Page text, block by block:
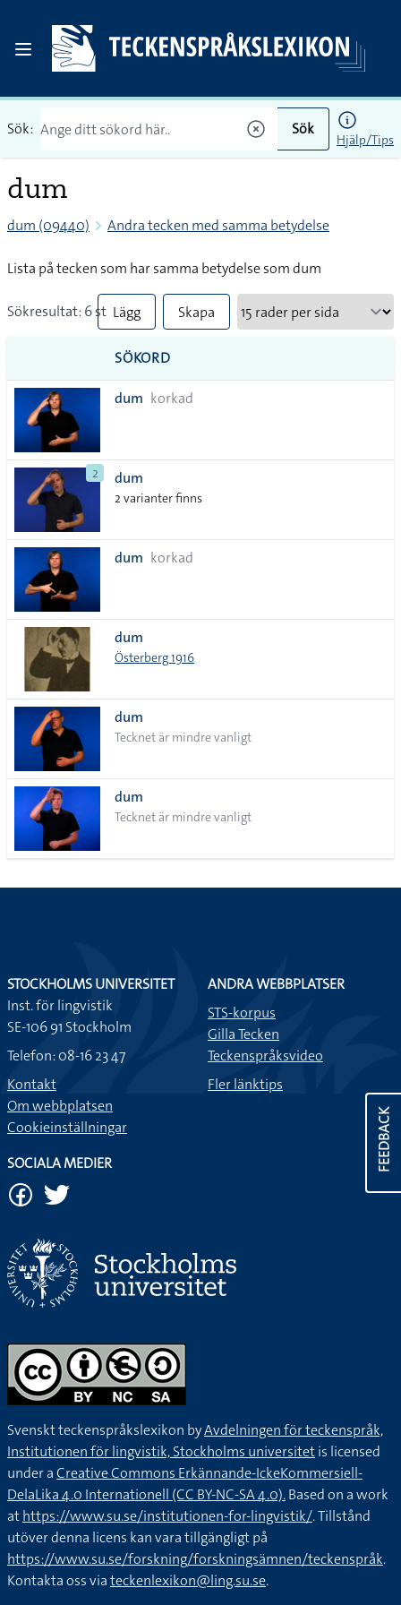
Sök: Sök
Hjälp/Tips
dum
dum (09440) Andra tecken med samma betydelse
Lista på tecken som har samma betydelse som dum
Sökresultat: 6 st Lägg
till
alla i
Skapa
SÖKORD
dum korkad
2 dum
2 varianter finns
dum korkad
dum
Österberg 1916
dum
Tecknet är mindre vanligt
dum
Tecknet är mindre vanligt
FEEDBACK
STOCKHOLMS UNIVERSITET
Inst. för lingvistik
SE-106 91 Stockholm
Telefon: 08-16 23 47
Kontakt
Om webbplatsen
Cookieinställningar
ANDRA WEBBPLATSER
STS-korpus
Gilla Tecken
Teckenspråksvideo
Fler länktips
SOCIALA MEDIER
Svenskt teckenspråkslexikon byAvdelningen för teckenspråk,
Institutionen för lingvistik, Stockholms universitetis licensed
under aCreative Commons Erkännande-IckeKommersiell-
DelaLika 4.0 Internationell (CC BY-NC-SA 4.0).Based on a work
athttps://www.su.se/institutionen-for-lingvistik/. Tillstånd
utöver denna licens kan vara tillgängligt på
https://www.su.se/forskning/forskningsämnen/teckenspråk.
Kontakta oss viateckenlexikon@ling.su.se.